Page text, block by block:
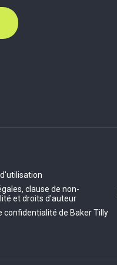
clause de non-
et droits d'auteur
confidentialité de Baker Tilly